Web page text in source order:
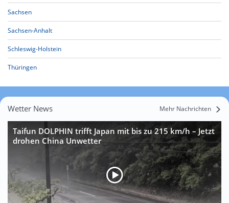
Sachsen
Sachsen-Anhalt
Schleswig-Holstein
Thüringen
Wetter News Mehr Nachrichten
Taifun DOLPHIN trifft Japan mit bis zu 215 km/h – Jetzt
drohen China Unwetter